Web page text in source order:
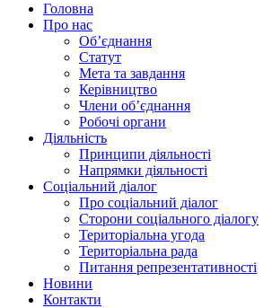
Головна
Про нас
Об’єднання
Статут
Мета та завдання
Керівництво
Члени об’єднання
Робочі органи
Діяльність
Принципи діяльності
Напрямки діяльності
Соціальний діалог
Про соціальний діалог
Сторони соціального діалогу
Територіальна угода
Територіальна рада
Питання репрезентативності
Новини
Контакти